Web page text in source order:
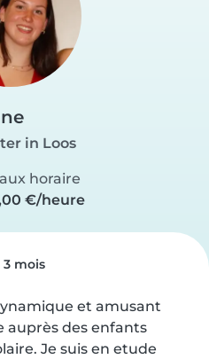
in Loos
horaire
€/heure
3 mois
et amusant
auprès des enfants
Je suis en etude